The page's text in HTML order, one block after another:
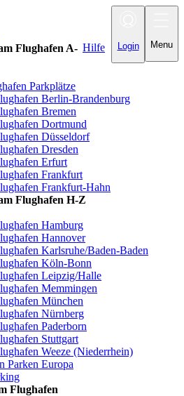
Menu
Login
Hilfe
Flughafen A-
Parkplätze
Berlin-Brandenburg
Bremen
Dortmund
Düsseldorf
Dresden
Erfurt
Frankfurt
Frankfurt-Hahn
Flughafen H-Z
Hamburg
Hannover
Karlsruhe/Baden-Baden
Köln-Bonn
Leipzig/Halle
Memmingen
München
Nürnberg
Paderborn
Stuttgart
Weeze (Niederrhein)
Parken Europa
Flughafen